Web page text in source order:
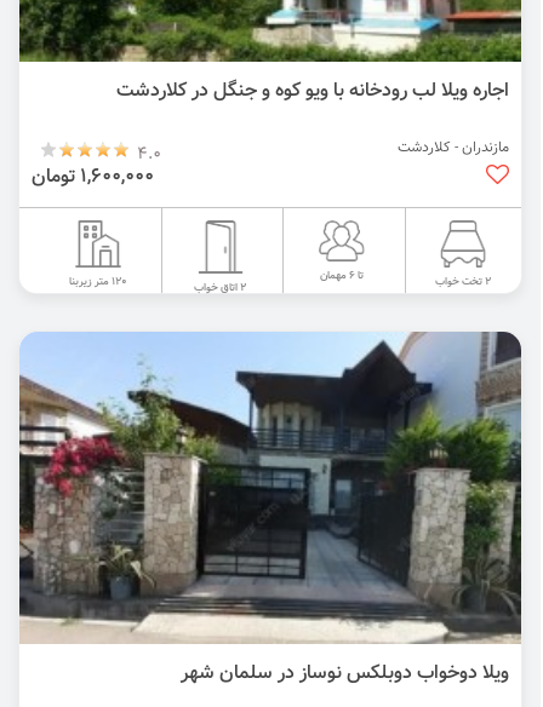
اجاره ویلا لب رودخانه با ویو کوه و جنگل در کلاردشت
مازندران - کلاردشت 4.0
1,600,000 تومان
2 تخت خواب تا 6 مهمان
2 اتاق خواب 120 متر زیربنا
ویلا دوخواب دوبلکس نوساز در سلمان شهر